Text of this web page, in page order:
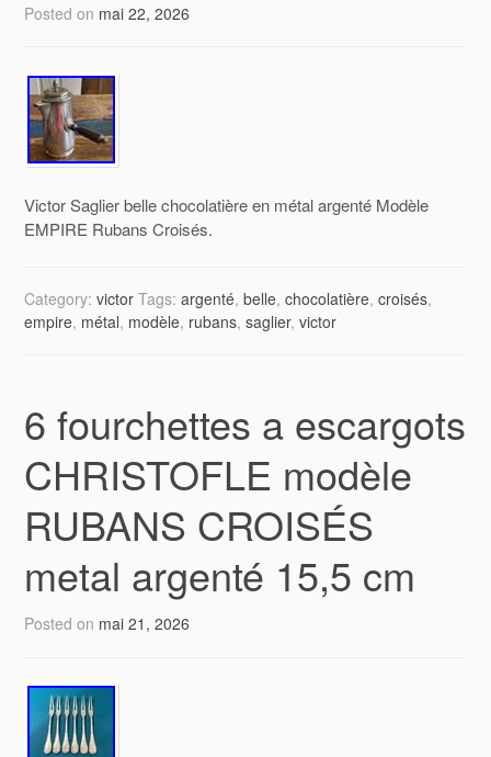
Posted on mai 22, 2026
Victor Saglier belle chocolatière en métal argenté Modèle
EMPIRE Rubans Croisés.
Category:victor Tags:argenté,belle,chocolatière,croisés,
empire, métal, modèle, rubans,saglier,victor
6 fourchettes a escargots
CHRISTOFLE modèle
RUBANS CROISÉS
metal argenté 15,5 cm
Posted on mai 21, 2026